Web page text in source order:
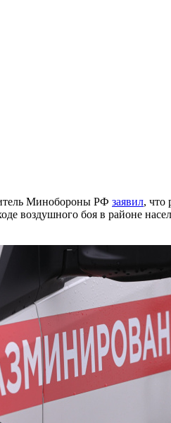
Минобороны РФ заявил, что
воздушного боя в районе